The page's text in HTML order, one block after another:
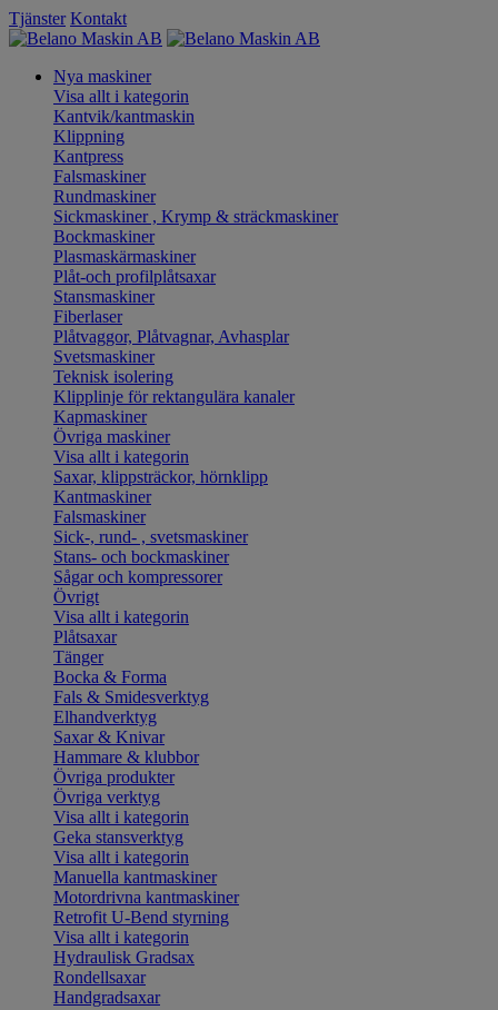
Tjänster Kontakt
Nya maskiner
Visa allt i kategorin
Kantvik/kantmaskin
Klippning
Kantpress
Falsmaskiner
Rundmaskiner
Sickmaskiner , Krymp & sträckmaskiner
Bockmaskiner
Plasmaskärmaskiner
Plåt-och profilplåtsaxar
Stansmaskiner
Fiberlaser
Plåtvaggor, Plåtvagnar, Avhasplar
Svetsmaskiner
Teknisk isolering
Klipplinje för rektangulära kanaler
Kapmaskiner
Övriga maskiner
Visa allt i kategorin
Saxar, klippsträckor, hörnklipp
Kantmaskiner
Falsmaskiner
Sick-, rund- , svetsmaskiner
Stans- och bockmaskiner
Sågar och kompressorer
Övrigt
Visa allt i kategorin
Plåtsaxar
Tänger
Bocka & Forma
Fals & Smidesverktyg
Elhandverktyg
Saxar & Knivar
Hammare & klubbor
Övriga produkter
Övriga verktyg
Visa allt i kategorin
Geka stansverktyg
Visa allt i kategorin
Manuella kantmaskiner
Motordrivna kantmaskiner
Retrofit U-Bend styrning
Visa allt i kategorin
Hydraulisk Gradsax
Rondellsaxar
Handgradsaxar